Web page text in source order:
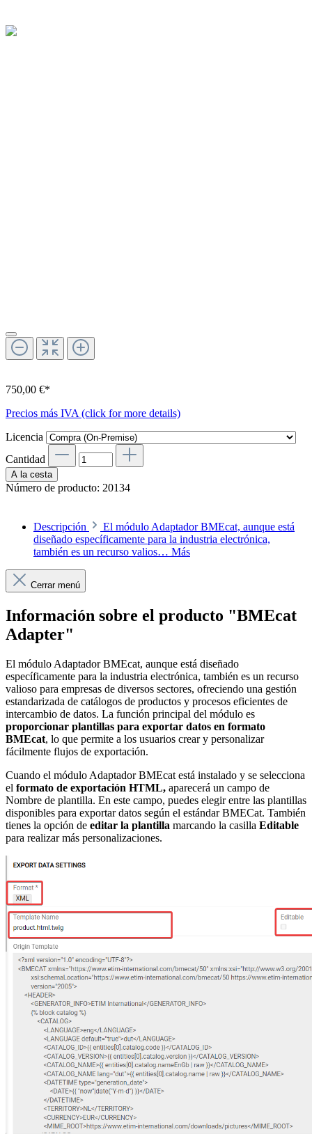
750,00 €*
Precios más IVA (click for more details)
Licencia
Cantidad
A la cesta
Número de producto: 20134
Descripción
El módulo Adaptador BMEcat, aunque está
diseñado específicamente para la industria electrónica,
también es un recurso valios… Más
Cerrar menú
Información sobre el producto "BMEcat
Adapter"
El módulo Adaptador BMEcat, aunque está diseñado
específicamente para la industria electrónica, también es un recurso
valioso para empresas de diversos sectores, ofreciendo una gestión
estandarizada de catálogos de productos y procesos eficientes de
intercambio de datos. La función principal del módulo es
proporcionar plantillas para exportar datos en formato
BMEcat, lo que permite a los usuarios crear y personalizar
fácilmente flujos de exportación.
Cuando el módulo Adaptador BMEcat está instalado y se selecciona
el formato de exportación HTML, aparecerá un campo de
Nombre de plantilla. En este campo, puedes elegir entre las plantillas
disponibles para exportar datos según el estándar BMECat. También
tienes la opción de editar la plantilla marcando la casilla Editable
para realizar más personalizaciones.